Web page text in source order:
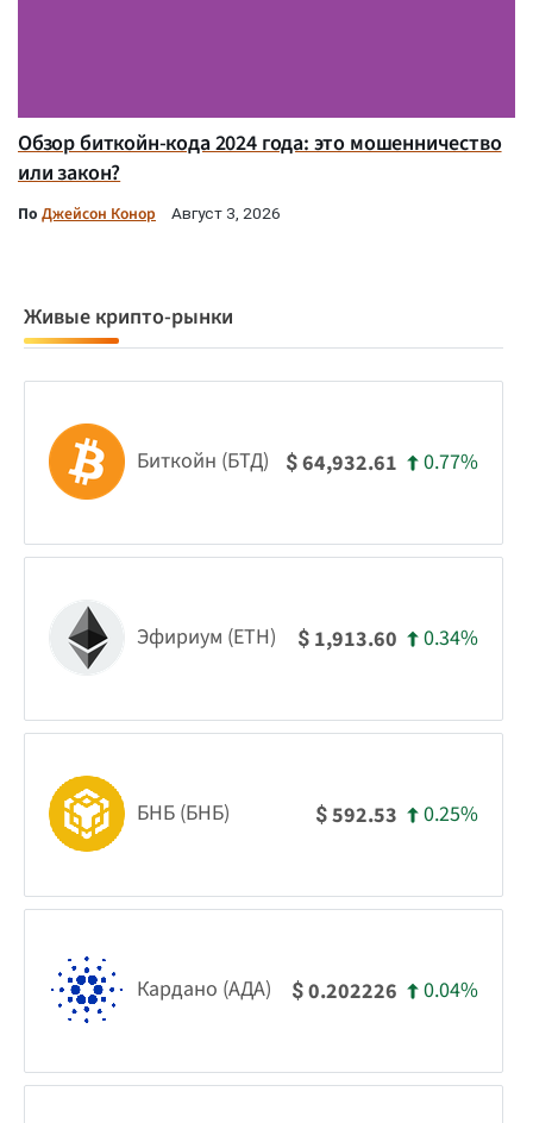
Обзор биткойн-кода 2024 года: это мошенничество
или закон?
По Джейсон Конор Август 3, 2026
Живые крипто-рынки
Биткойн (БТД) $64,932.61 0.77%
Эфириум (ETH) $ 1,913.60 0.34%
БНБ (БНБ) $592.53 0.25%
Кардано (АДА) $0.202226 0.04%